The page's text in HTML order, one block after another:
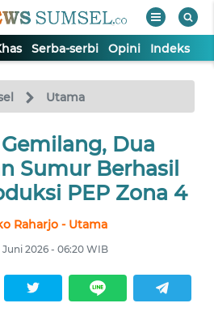
Serba-serbi Opini Indeks
Utama
Dua
Sumur Berhasil
PEP Zona 4
Raharjo - Utama
2026 - 06:20 WIB